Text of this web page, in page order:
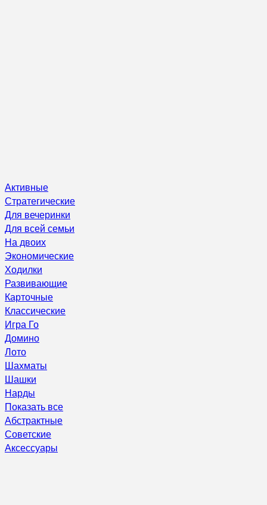
Активные
Стратегические
Для вечеринки
Для всей семьи
На двоих
Экономические
Ходилки
Развивающие
Карточные
Классические
Игра Го
Домино
Лото
Шахматы
Шашки
Нарды
Показать все
Абстрактные
Советские
Аксессуары